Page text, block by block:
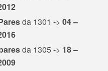
da 1301 ->04 –
da 1305 -> 18 –